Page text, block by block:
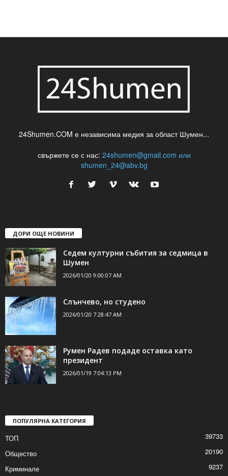
24Shumen.COM е независима медия за област Шумен...
свържете се с нас: 24shumen@gmail.com или
shumen_24@abv.bg
ДОРИ ОЩЕ НОВИНИ
Седем културни събития за седмица в
Шумен
2026/01/20 9:00:07 AM
Слънчево, но студено
2026/01/20 7:28:47 AM
Румен Радев подаде оставка като
президент
2026/01/19 7:04:13 PM
ПОПУЛЯРНА КАТЕГОРИЯ
ТОП
39733
Общество
20190
Криминале
9237